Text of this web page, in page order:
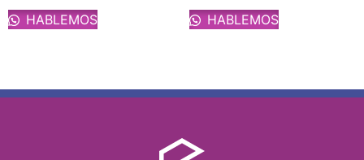
HABLEMOS HABLEMOS